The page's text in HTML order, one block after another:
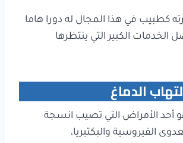
كطبيب في هذا المجال له دورا هاما
الخدمات الكبير التي ينتظرها
الدماغ
أحد الأمراض التي تصيب انسجة
الفيروسية والبكتيريا،